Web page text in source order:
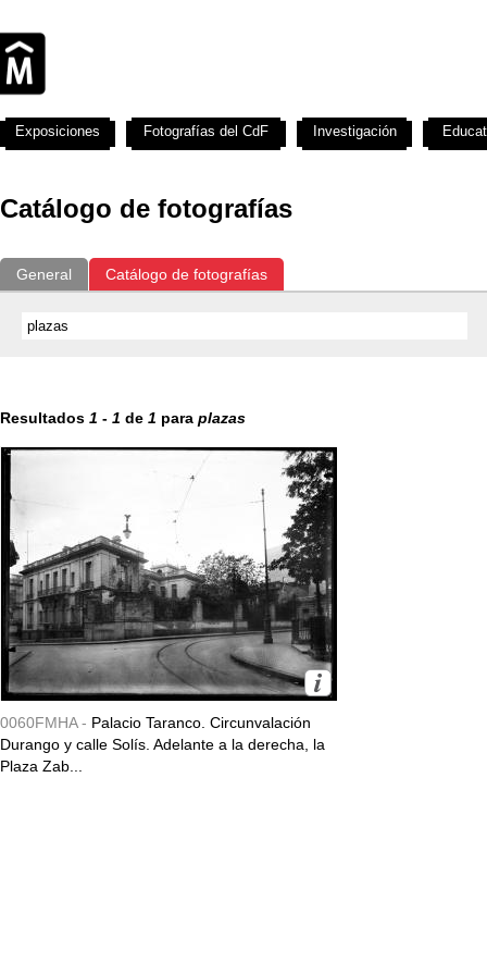
Catálogo de fotografías
General Catálogo de fotografías
Resultados 1 - 1 de 1 para plazas
0060FMHA - Palacio Taranco. Circunvalación
Durango y calle Solís. Adelante a la derecha, la
Plaza Zab...
Exposiciones Fotografías del CdF Investigación